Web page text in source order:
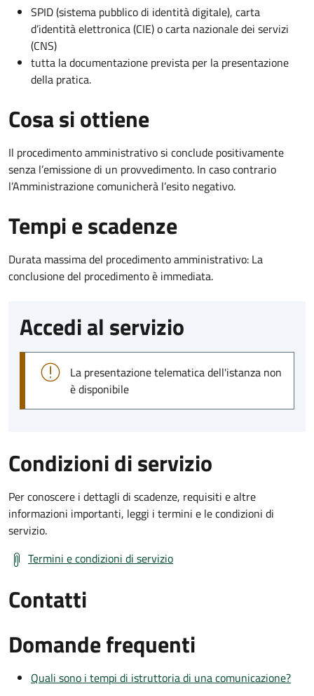
SPID (sistema pubblico di identità digitale), carta
d’identità elettronica (CIE) o carta nazionale dei servizi
(CNS)
tutta la documentazione prevista per la presentazione
della pratica.
Cosa si ottiene
Il procedimento amministrativo si conclude positivamente
senza l’emissione di un provvedimento. In caso contrario
l’Amministrazione comunicherà l’esito negativo.
Tempi e scadenze
Durata massima del procedimento amministrativo: La
conclusione del procedimento è immediata.
Accedi al servizio
La presentazione telematica dell'istanza non
è disponibile
Condizioni di servizio
Per conoscere i dettagli di scadenze, requisiti e altre
informazioni importanti, leggi i termini e le condizioni di
servizio.
Termini e condizioni di servizio
Contatti
Domande frequenti
Quali sono i tempi di istruttoria di una comunicazione?